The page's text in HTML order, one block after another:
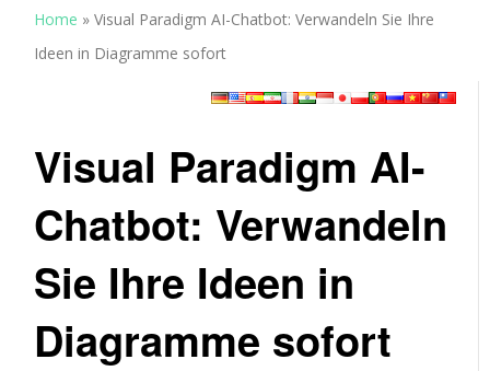
Home »Visual Paradigm AI-Chatbot: Verwandeln Sie Ihre
Ideen in Diagramme sofort
Visual Paradigm AI-
Chatbot: Verwandeln
Sie Ihre Ideen in
Diagramme sofort